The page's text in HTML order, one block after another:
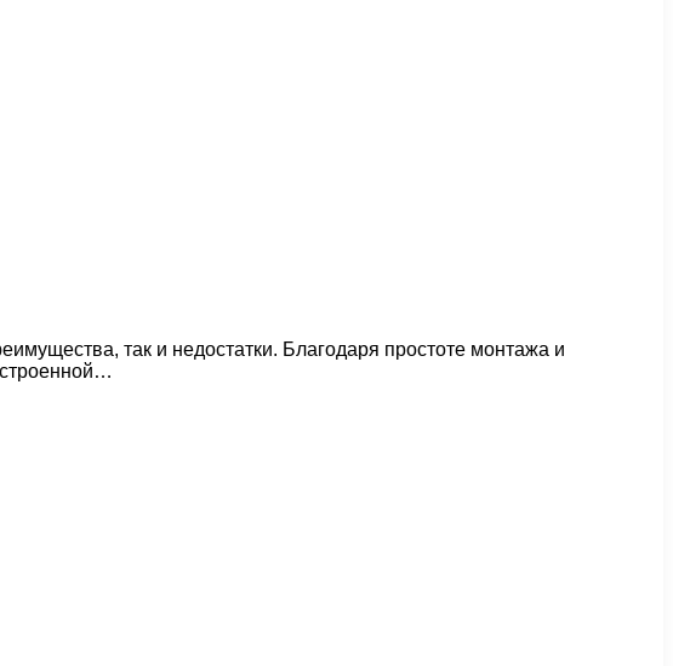
так и недостатки. Благодаря простоте монтажа и